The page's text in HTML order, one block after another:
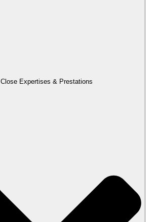
Close Expertises & Prestations